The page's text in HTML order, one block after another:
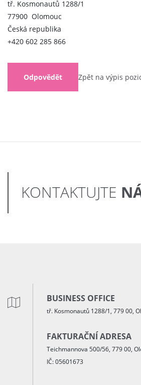
tř. Kosmonautů 1288/1
77900 Olomouc
Česká republika
+420 602 285 866
Odpovědět Zpět na výpis
KONTAKTUJTE
BUSINESS OFFICE
tř. Kosmonautů 1288/1, 779 00,
FAKTURAČNÍ ADRESA
Teichmannova 500/56, 779 00,
IČ: 05601673